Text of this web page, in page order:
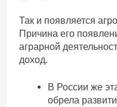
Так и появляется
Причина его
аграрной
доход.
В России же
обрела